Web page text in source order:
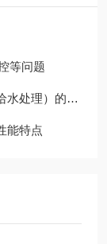
等问题
理）的作用
能特点